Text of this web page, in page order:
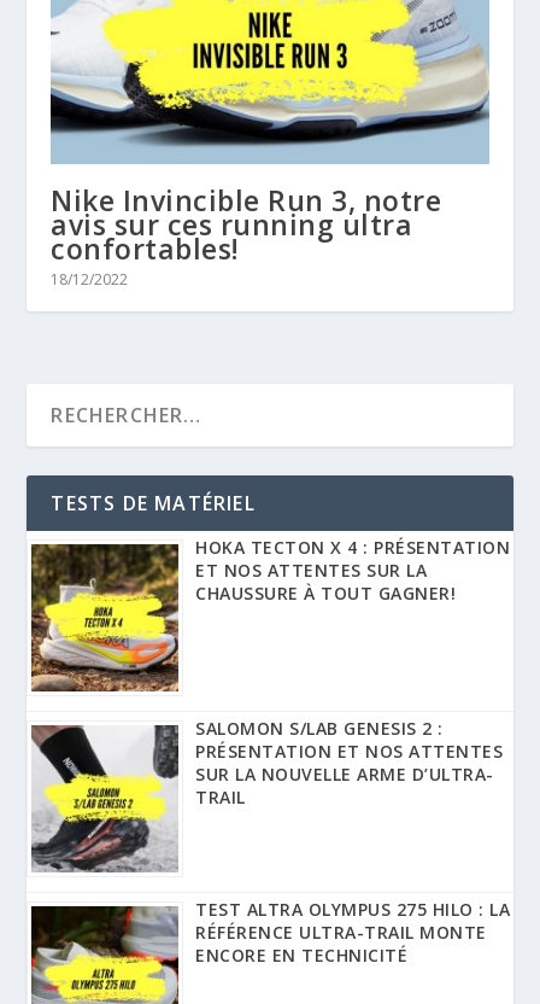
Nike Invincible Run 3, notre
avis sur ces running ultra
confortables!
18/12/2022
TESTS DE MATÉRIEL
HOKA TECTON X 4 : PRÉSENTATION
ET NOS ATTENTES SUR LA
CHAUSSURE À TOUT GAGNER!
SALOMON S/LAB GENESIS 2 :
PRÉSENTATION ET NOS ATTENTES
SUR LA NOUVELLE ARME D’ULTRA-
TRAIL
TEST ALTRA OLYMPUS 275 HILO : LA
RÉFÉRENCE ULTRA-TRAIL MONTE
ENCORE EN TECHNICITÉ